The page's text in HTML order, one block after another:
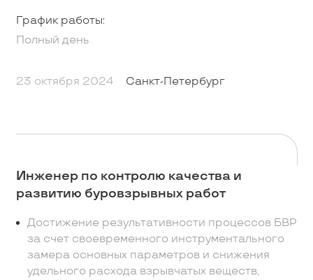
График работы:
Полный день
23 октября 2024 Санкт-Петербург
Инженер по контролю качества и
развитию буровзрывных работ
Достижение результативности процессов БВР
за счет своевременного инструментального
замера основных параметров и снижения
удельного расхода взрывчатых веществ,